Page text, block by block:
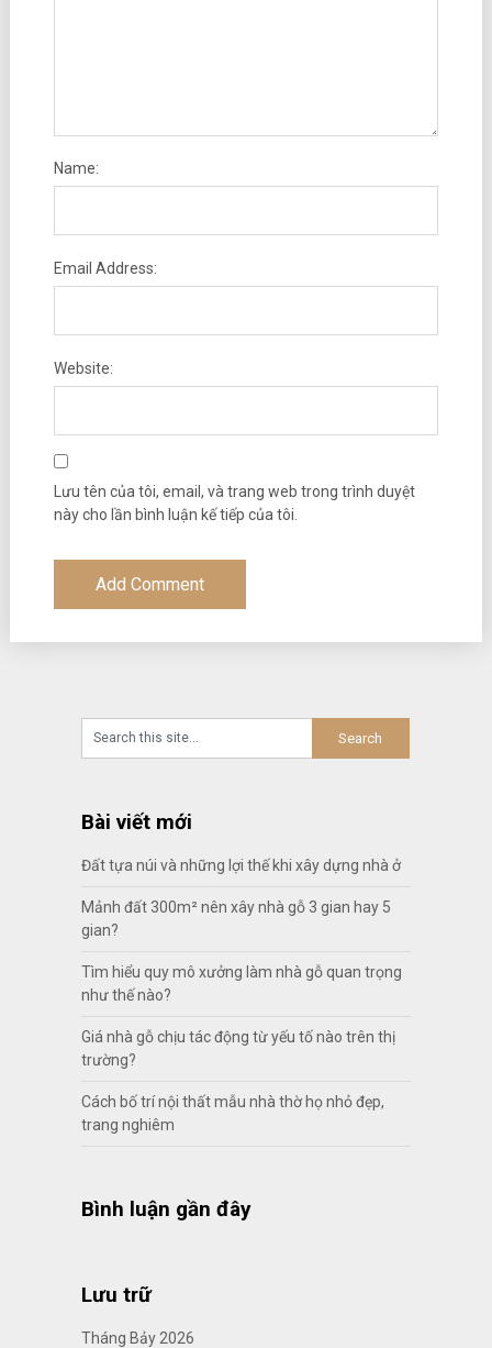
Name:
Email Address:
Website:
Lưu tên của tôi, email, và trang web trong trình duyệt
này cho lần bình luận kế tiếp của tôi.
Bài viết mới
Đất tựa núi và những lợi thế khi xây dựng nhà ở
Mảnh đất 300m² nên xây nhà gỗ 3 gian hay 5
gian?
Tìm hiểu quy mô xưởng làm nhà gỗ quan trọng
như thế nào?
Giá nhà gỗ chịu tác động từ yếu tố nào trên thị
trường?
Cách bố trí nội thất mẫu nhà thờ họ nhỏ đẹp,
trang nghiêm
Bình luận gần đây
Lưu trữ
Tháng Bảy 2026